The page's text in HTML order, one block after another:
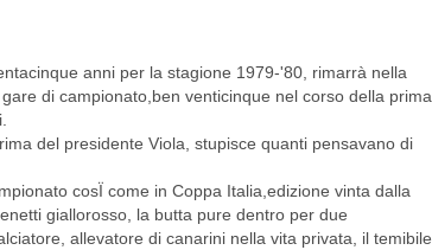
anni per la stagione 1979-'80, rimarrà nella
di campionato,ben venticinque nel corso della prima
del presidente Viola, stupisce quanti pensavano di
cosÏ come in Coppa Italia,edizione vinta dalla
giallorosso, la butta pure dentro per due
allevatore di canarini nella vita privata, il temibile